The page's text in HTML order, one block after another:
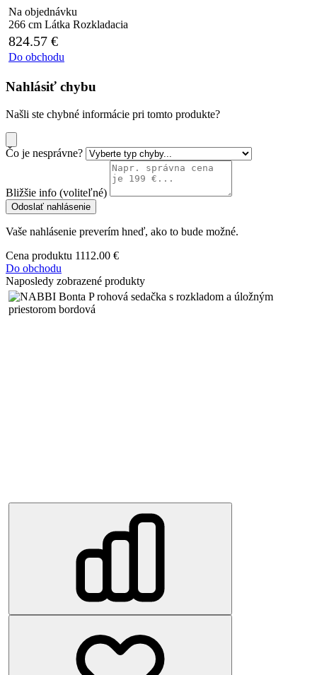
Na objednávku
266 cm Látka Rozkladacia
824.57 €
Do obchodu
Nahlásiť chybu
Našli ste chybné informácie pri tomto produkte?
Čo je nesprávne?
Bližšie info (voliteľné)
Odoslať nahlásenie
Vaše nahlásenie preverím hneď, ako to bude možné.
Cena produktu 1112.00 €
Do obchodu
Naposledy zobrazené produkty